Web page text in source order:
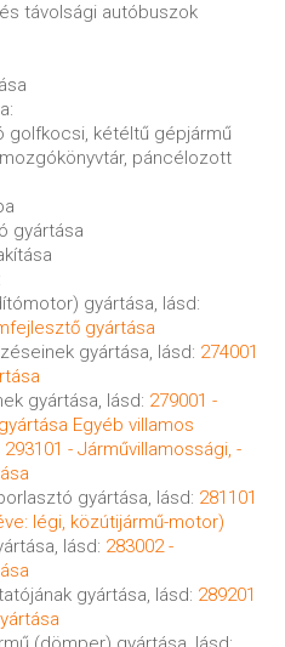
távolsági autóbuszok
golfkocsi, kétéltű gépjármű
páncélozott
gyártása
gyártása, lásd:
gyártása
gyártása, lásd: 274001
gyártása, lásd: 279001 -
Egyéb villamos
293101 - Járművillamossági, -
gyártása, lásd: 281101
légi, közútijármű-motor)
lásd: 283002 -
gyártása, lásd: 289201